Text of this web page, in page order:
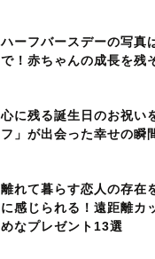
ハーフバースデーの写真
で！赤ちゃんの成長を残
心に残る誕生日のお祝い
フ」が出会った幸せの瞬
離れて暮らす恋人の存在
に感じられる！遠距離カ
めなプレゼント13選